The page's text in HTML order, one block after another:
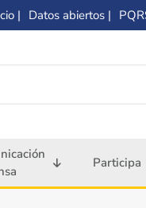
| Datos abiertos |
Participa